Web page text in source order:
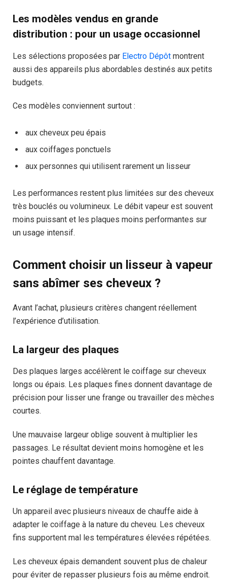
Les modèles vendus en grande
distribution : pour un usage occasionnel
Les sélections proposées par Electro Dépôt montrent
aussi des appareils plus abordables destinés aux petits
budgets.
Ces modèles conviennent surtout :
aux cheveux peu épais
aux coiffages ponctuels
aux personnes qui utilisent rarement un lisseur
Les performances restent plus limitées sur des cheveux
très bouclés ou volumineux. Le débit vapeur est souvent
moins puissant et les plaques moins performantes sur
un usage intensif.
Comment choisir un lisseur à vapeur
sans abîmer ses cheveux ?
Avant l’achat, plusieurs critères changent réellement
l’expérience d’utilisation.
La largeur des plaques
Des plaques larges accélèrent le coiffage sur cheveux
longs ou épais. Les plaques fines donnent davantage de
précision pour lisser une frange ou travailler des mèches
courtes.
Une mauvaise largeur oblige souvent à multiplier les
passages. Le résultat devient moins homogène et les
pointes chauffent davantage.
Le réglage de température
Un appareil avec plusieurs niveaux de chauffe aide à
adapter le coiffage à la nature du cheveu. Les cheveux
fins supportent mal les températures élevées répétées.
Les cheveux épais demandent souvent plus de chaleur
pour éviter de repasser plusieurs fois au même endroit.